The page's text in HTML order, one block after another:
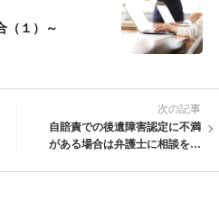
（１）～
次の記事
自賠責での後遺障害認定に不満
がある場合は弁護士に相談を！